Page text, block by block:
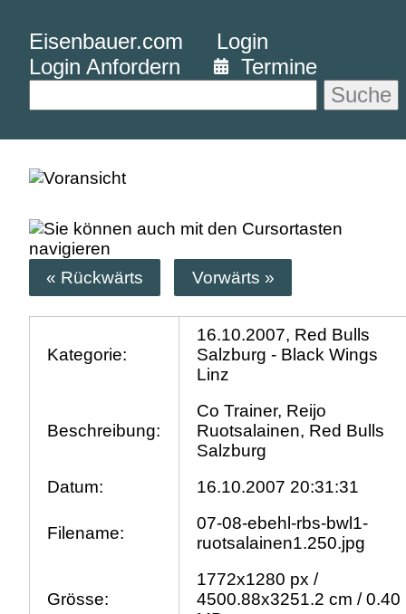
Eisenbauer.com
Login
Login Anfordern
Termine
Suche
« Rückwärts Vorwärts »
Kategorie:
16.10.2007, Red Bulls
Salzburg - Black Wings
Linz
Beschreibung:
Co Trainer, Reijo
Ruotsalainen, Red Bulls
Salzburg
Datum:
16.10.2007 20:31:31
Filename:
07-08-ebehl-rbs-bwl1-
ruotsalainen1.250.jpg
Grösse:
1772x1280 px /
4500.88x3251.2 cm / 0.40